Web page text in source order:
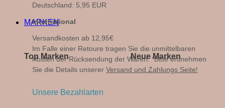
MARKEN
Top Marken Neue Marken
Deutschland: 5,95 EUR
International
Versandkosten ab 12,95€
Im Falle einer Retoure tragen Sie die unmittelbaren
Kosten der Rücksendung der Waren. *Bitte entnehmen
Sie die Details unserer Versand und Zahlungs Seite!
Unsere Bezahlarten